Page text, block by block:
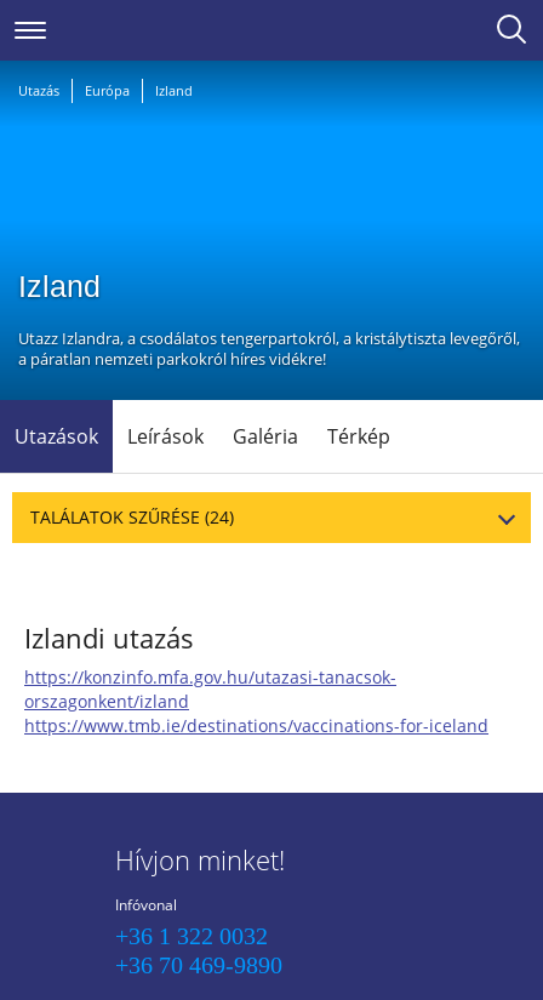
Utazás Európa Izland
Izland
Utazz Izlandra, a csodálatos tengerpartokról, a kristálytiszta levegőről,
a páratlan nemzeti parkokról híres vidékre!
Utazások Leírások Galéria Térkép
TALÁLATOK SZŰRÉSE (24)
Izlandi utazás
https://konzinfo.mfa.gov.hu/utazasi-tanacsok-
orszagonkent/izland
https://www.tmb.ie/destinations/vaccinations-for-iceland
Hívjon minket!
Infóvonal
+36 1 322 0032
+36 70 469-9890